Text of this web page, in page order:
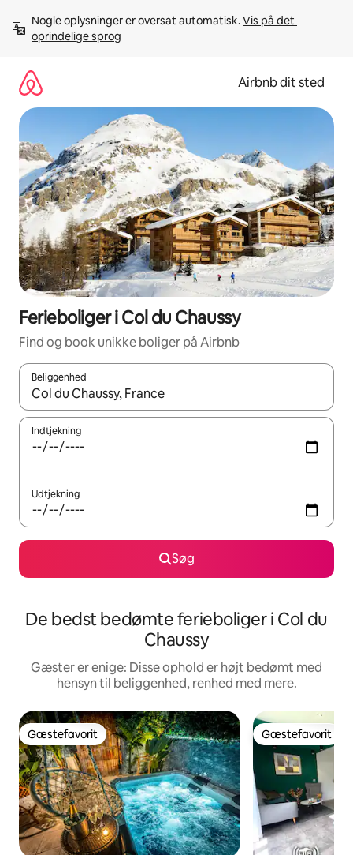
videre
Nogle oplysninger er oversat automatisk. Vis på det
oprindelige sprog
Airbnb dit sted
Ferieboliger i Col du Chaussy
Find og book unikke boliger på Airbnb
Beliggenhed
Når resultaterne er tilgængelige, skal du navigere med
Indtjekning
Udtjekning
Søg
De bedst bedømte ferieboliger i Col du
Chaussy
Gæster er enige: Disse ophold er højt bedømt med
hensyn til beliggenhed, renhed med mere.
Gæstefavorit
Gæstefavorit Gæstefavorit
Gæstefavorit